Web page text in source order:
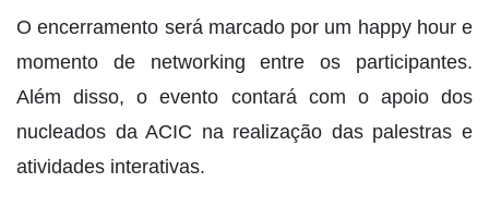
O encerramento será marcado por um happy hour e
momento de networking entre os participantes.
Além disso, o evento contará com o apoio dos
nucleados da ACIC na realização das palestras e
atividades interativas.